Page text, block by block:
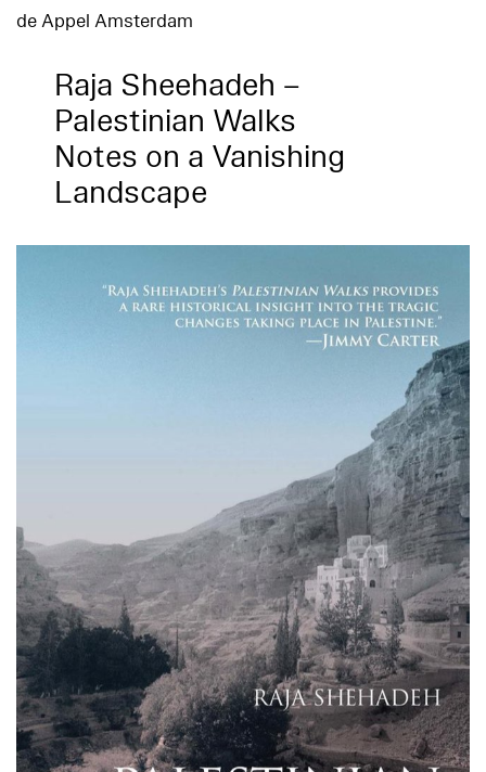
de Appel Amsterdam
Raja Sheehadeh –
Palestinian Walks
Notes on a Vanishing
Landscape